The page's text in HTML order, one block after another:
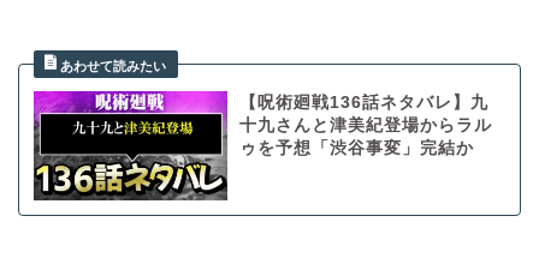
【呪術廻戦136話ネタバレ】九
十九さんと津美紀登場からラル
ゥを予想「渋谷事変」完結か